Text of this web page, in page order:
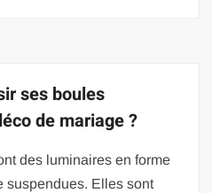
ses boules
de mariage ?
des luminaires en forme
suspendues. Elles sont